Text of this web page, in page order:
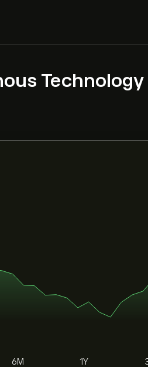
Technology
6M 1Y